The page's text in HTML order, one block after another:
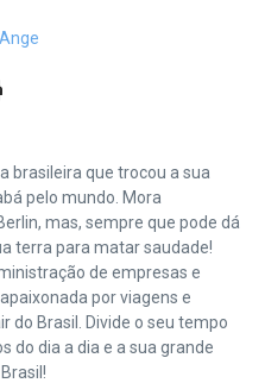
brasileira que trocou a sua
pelo mundo. Mora
mas, sempre que pode dá
terra para matar saudade!
de empresas e
por viagens e
do Brasil. Divide o seu tempo
do dia a dia e a sua grande